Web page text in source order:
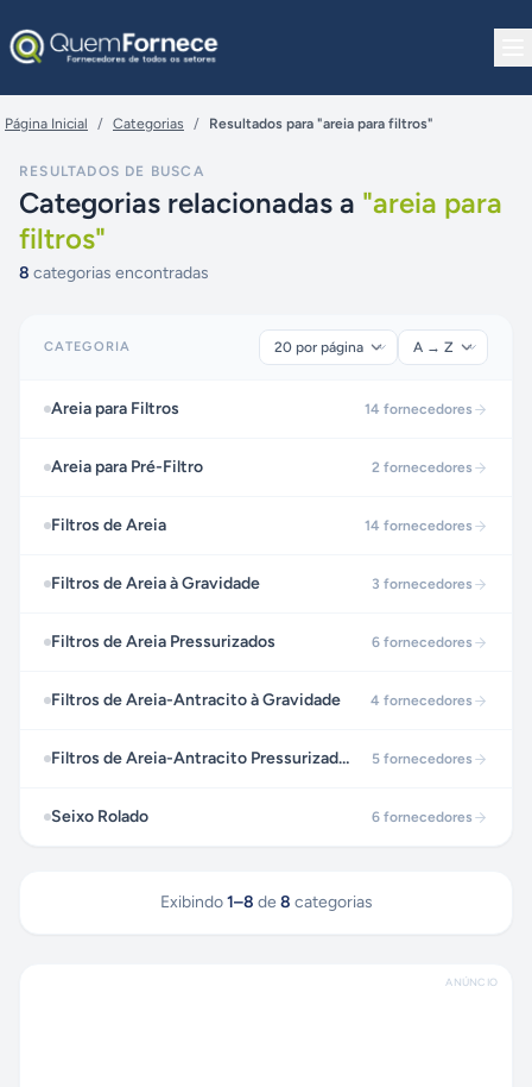
Página Inicial / Categorias / Resultados para "areia para filtros"
RESULTADOS DE BUSCA
Categorias relacionadas a "areia para
filtros"
8 categorias encontradas
CATEGORIA
Areia para Filtros 14 fornecedores
Areia para Pré-Filtro 2 fornecedores
Filtros de Areia 14 fornecedores
Filtros de Areia à Gravidade 3 fornecedores
Filtros de Areia Pressurizados 6 fornecedores
Filtros de Areia-Antracito à Gravidade 4 fornecedores
Filtros de Areia-Antracito Pressurizados 5 fornecedores
Seixo Rolado 6 fornecedores
Exibindo 1–8 de 8 categorias
ANÚNCIO